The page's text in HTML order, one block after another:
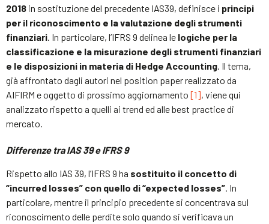
2018 in sostituzione del precedente IAS39, definisce i principi
per il riconoscimento e la valutazione degli strumenti
finanziari. In particolare, l’IFRS 9 delinea le logiche per la
classificazione e la misurazione degli strumenti finanziari
e le disposizioni in materia di Hedge Accounting. Il tema,
già affrontato dagli autori nel position paper realizzato da
AIFIRM e oggetto di prossimo aggiornamento [1], viene qui
analizzato rispetto a quelli ai trend ed alle best practice di
mercato.
Differenze tra IAS 39 e IFRS 9
Rispetto allo IAS 39, l’IFRS 9 ha sostituito il concetto di
“incurred losses” con quello di “expected losses”. In
particolare, mentre il principio precedente si concentrava sul
riconoscimento delle perdite solo quando si verificava un